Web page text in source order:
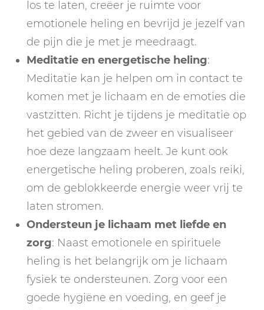
los te laten, creëer je ruimte voor
emotionele heling en bevrijd je jezelf van
de pijn die je met je meedraagt.
Meditatie en energetische heling:
Meditatie kan je helpen om in contact te
komen met je lichaam en de emoties die
vastzitten. Richt je tijdens je meditatie op
het gebied van de zweer en visualiseer
hoe deze langzaam heelt. Je kunt ook
energetische heling proberen, zoals reiki,
om de geblokkeerde energie weer vrij te
laten stromen.
Ondersteun je lichaam met liefde en
zorg: Naast emotionele en spirituele
heling is het belangrijk om je lichaam
fysiek te ondersteunen. Zorg voor een
goede hygiëne en voeding, en geef je